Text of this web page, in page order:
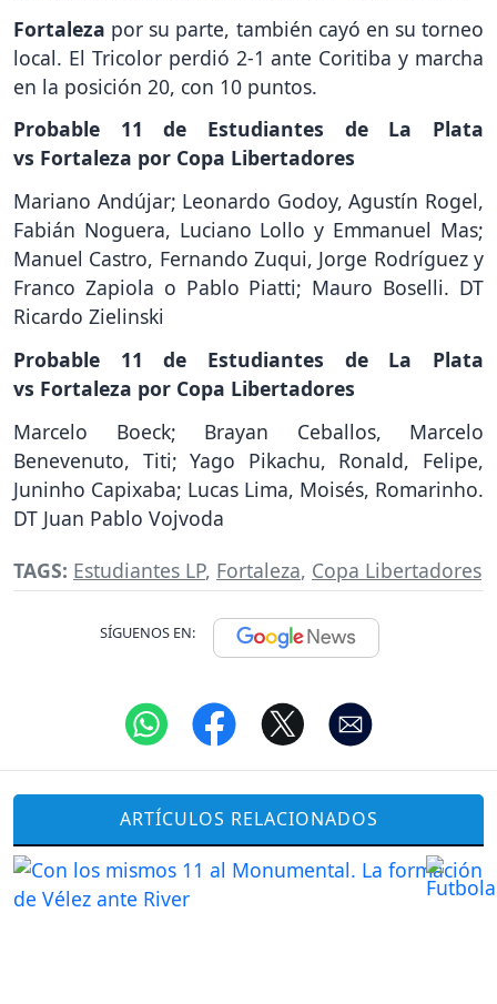
Fortaleza por su parte, también cayó en su torneo
local. El Tricolor perdió 2-1 ante Coritiba y marcha
en la posición 20, con 10 puntos.
Probable 11 de Estudiantes de La Plata
vs Fortaleza por Copa Libertadores
Mariano Andújar; Leonardo Godoy, Agustín Rogel,
Fabián Noguera, Luciano Lollo y Emmanuel Mas;
Manuel Castro, Fernando Zuqui, Jorge Rodríguez y
Franco Zapiola o Pablo Piatti; Mauro Boselli. DT
Ricardo Zielinski
Probable 11 de Estudiantes de La Plata
vs Fortaleza por Copa Libertadores
Marcelo Boeck; Brayan Ceballos, Marcelo
Benevenuto, Titi; Yago Pikachu, Ronald, Felipe,
Juninho Capixaba; Lucas Lima, Moisés, Romarinho.
DT Juan Pablo Vojvoda
TAGS: Estudiantes LP, Fortaleza, Copa Libertadores
SÍGUENOS EN:
ARTÍCULOS RELACIONADOS